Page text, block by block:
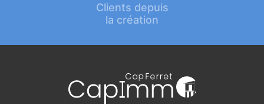
Clients depuis
la création